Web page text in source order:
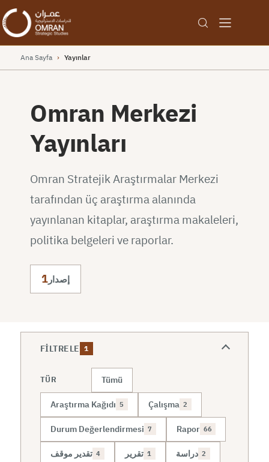
Ana Sayfa › Yayınlar
Omran Merkezi
Yayınları
Omran Stratejik Araştırmalar Merkezi
tarafından üç araştırma alanında
yayınlanan kitaplar, araştırma makaleleri,
politika belgeleri ve raporlar.
1إصدار
FILTRELE 1
TÜR Tümü
Araştırma Kağıdı 5 Çalışma 2
Durum Değerlendirmesi 7 Rapor 66
تقدير موقف 4 تقرير 1 دراسة 2